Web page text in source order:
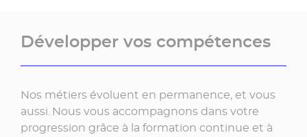
Développer vos compétences
Nos métiers évoluent en permanence, et vous
aussi. Nous vous accompagnons dans votre
progression grâce à la formation continue et à